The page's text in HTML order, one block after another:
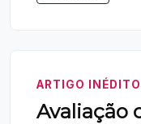
ARTIGO INÉDITO
Avaliação